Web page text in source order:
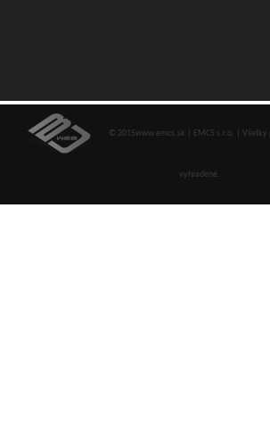
© 2015www.emcs.sk | EMCS s.r.o. | Všetky
vyhradené.